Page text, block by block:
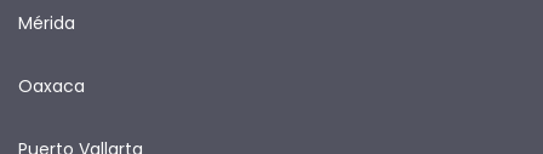
Mérida
Oaxaca